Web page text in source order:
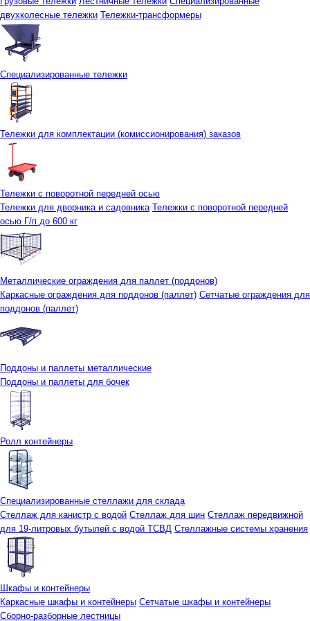
двухколесные тележки Тележки-трансформеры
Специализированные тележки
Тележки для комплектации (комиссионирования) заказов
Тележки с поворотной передней осью
Тележки для дворника и садовника Тележки с поворотной передней
осью Г/п до 600 кг
Металлические ограждения для паллет (поддонов)
Каркасные ограждения для поддонов (паллет) Сетчатые ограждения для
поддонов (паллет)
Поддоны и паллеты металлические
Поддоны и паллеты для бочек
Ролл контейнеры
Специализированные стеллажи для склада
Стеллаж для канистр с водой Стеллаж для шин Стеллаж передвижной
для 19-литровых бутылей с водой ТСВД Стеллажные системы хранения
Шкафы и контейнеры
Каркасные шкафы и контейнеры Сетчатые шкафы и контейнеры
Сборно-разборные лестницы